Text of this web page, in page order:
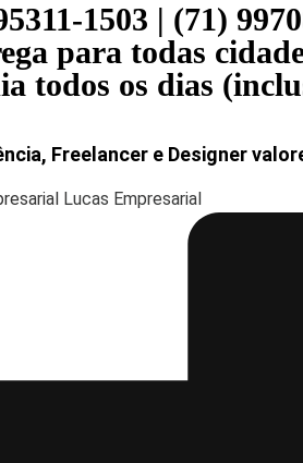
1503 | (71)
para todas
todos os dias
Freelancer e Designer
Lucas Empresarial